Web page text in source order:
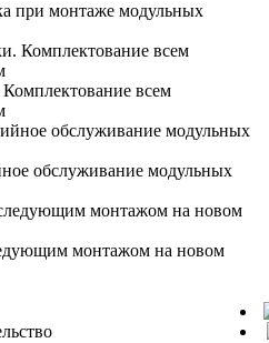
при монтаже модульных
всем
обслуживание модульных
монтажом на новом